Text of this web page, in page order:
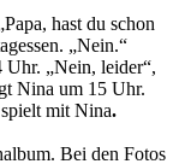
hast du schon
„Nein.“
Uhr. „Nein, leider“,
Nina um 15 Uhr.
spielt mit Nina.
Bei den Fotos